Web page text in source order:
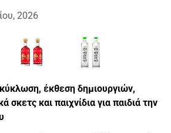
2026
έκθεση δημιουργιών,
σκετς και παιχνίδια για παιδιά την